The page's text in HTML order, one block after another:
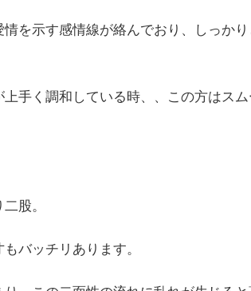
を示す感情線が絡んでおり、しっか
手く調和している時、、この方はス
股。
バッチリあります。